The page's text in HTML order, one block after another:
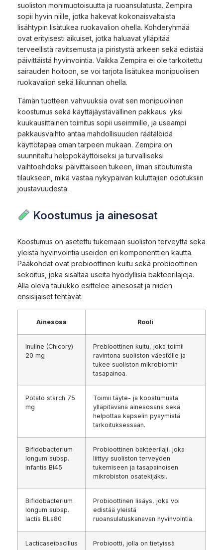
suoliston monimuotoisuutta ja ruoansulatusta. Zempira
sopii hyvin niille, jotka hakevat kokonaisvaltaista
lisähtypin lisätukea ruokavalion ohella. Kohderyhmää
ovat erityisesti aikuiset, jotka haluavat ylläpitää
terveellistä ravitsemusta ja piristystä arkeen sekä edistää
päivittäistä hyvinvointia. Vaikka Zempira ei ole tarkoitettu
sairauden hoitoon, se voi tarjota lisätukea monipuolisen
ruokavalion sekä liikunnan ohella.
Tämän tuotteen vahvuuksia ovat sen monipuolinen
koostumus sekä käyttäjäystävällinen pakkaus: yksi
kuukausittainen toimitus sopii useimmille, ja useampi
pakkausvaihto antaa mahdollisuuden räätälöidä
käyttötapaa oman tarpeen mukaan. Zempira on
suunniteltu helppokäyttöiseksi ja turvalliseksi
vaihtoehdoksi päivittäiseen tukeen, ilman sitoutumista
tilaukseen, mikä vastaa nykypäivän kuluttajien odotuksiin
joustavuudesta.
Koostumus ja ainesosat
Koostumus on asetettu tukemaan suoliston terveyttä sekä
yleistä hyvinvointia useiden eri komponenttien kautta.
Pääkohdat ovat prebioottinen kuitu sekä probioottinen
sekoitus, joka sisältää useita hyödyllisiä bakteerilajeja.
Alla oleva taulukko esittelee ainesosat ja niiden
ensisijaiset tehtävät.
Ainesosa Rooli
Inuline (Chicory)
20 mg
Prebioottinen kuitu, joka toimii
ravintona suoliston väestölle ja
tukee suoliston mikrobiomin
tasapainoa.
Potato starch 75
mg
Toimii täyte- ja koostumusta
ylläpitävänä ainesosana sekä
helpottaa kapselin pysymistä
tarkoituksessaan.
Bifidobacterium
longum subsp.
infantis BI45
Probioottinen bakteerilaji, joka
liittyy suoliston terveyden
tukemiseen ja tasapainoisen
mikrobiston osatekijäksi.
Bifidobacterium
longum subsp.
lactis BLa80
Probioottinen lisäys, joka voi
edistää yleistä
ruoansulatuskanavan hyvinvointia.
Lacticaseibacillus
Probiootti, jolla on tietyissä